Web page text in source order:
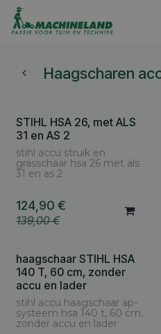
Overslaan naar inhoud
Haagscharen
Cashback AS € 30
STIHL HSA 26, met ALS
31 en AS 2
stihl accu struik en
grasschaar hsa 26 met als
31 en as 2
124,90 €
139,00€
haagschaar STIHL HSA
140 T, 60 cm, zonder
accu en lader
stihl accu haagschaar ap-
systeem hsa 140 t, 60 cm,
zonder accu en lader